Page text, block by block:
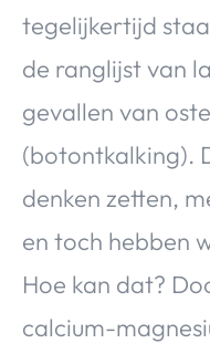
tegelijkertijd
de ranglijst van
gevallen van
(botontkalking).
denken zetten,
en toch hebben
Hoe kan dat?
calcium-